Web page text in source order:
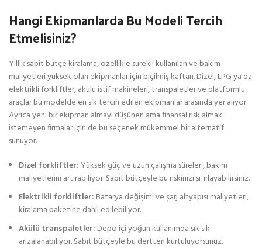
Hangi Ekipmanlarda Bu Modeli Tercih
Etmelisiniz?
Yıllık sabit bütçe kiralama, özellikle sürekli kullanılan ve bakım
maliyetleri yüksek olan ekipmanlar için biçilmiş kaftan. Dizel, LPG ya da
elektrikli forkliftler, akülü istif makineleri, transpaletler ve platformlu
araçlar bu modelde en sık tercih edilen ekipmanlar arasında yer alıyor.
Ayrıca yeni bir ekipman almayı düşünen ama finansal risk almak
istemeyen firmalar için de bu seçenek mükemmel bir alternatif
sunuyor.
Dizel forkliftler: Yüksek güç ve uzun çalışma süreleri, bakım
maliyetlerini artırabiliyor. Sabit bütçeyle bu riskinizi sıfırlayabilirsiniz.
Elektrikli forkliftler: Batarya değişimi ve şarj altyapısı maliyetleri,
kiralama paketine dahil edilebiliyor.
Akülü transpaletler: Depo içi yoğun kullanımda sık sık
arızalanabiliyor. Sabit bütçeyle bu dertten kurtuluyorsunuz.